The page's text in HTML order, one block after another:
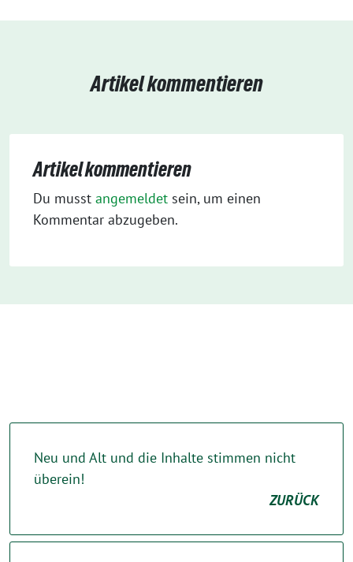
Artikel kommentieren
Artikel kommentieren
Du musst angemeldet sein, um einen
Kommentar abzugeben.
Neu und Alt und die Inhalte stimmen nicht
überein!
ZURÜCK